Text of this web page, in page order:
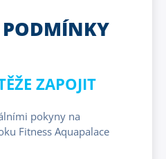
PODMÍNKY
ZAPOJIT
pokyny na
Fitness Aquapalace